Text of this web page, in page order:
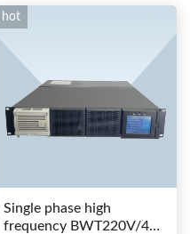
hot
Single phase high
frequency BWT220V/48-